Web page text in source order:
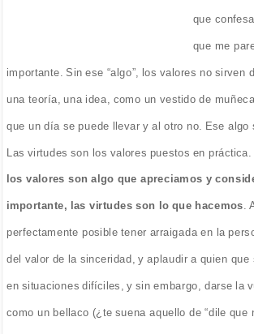
que
que me
importante. Sin ese “algo”, los valores no sirven
una teoría, una idea, como un vestido de
que un día se puede llevar y al otro no. Ese algo
Las virtudes son los valores puestos en práctica.
los valores son algo que apreciamos y
importante, las virtudes son lo que hacemos.
perfectamente posible tener arraigada en la
del valor de la sinceridad, y aplaudir a quien que
en situaciones difíciles, y sin embargo, darse la
como un bellaco (¿te suena aquello de “dile que